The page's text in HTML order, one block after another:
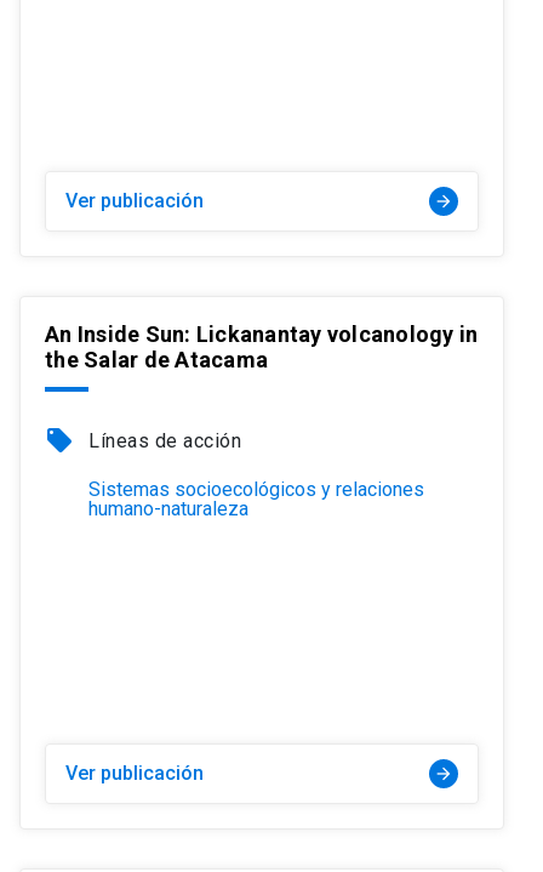
Ver publicación arrow_forward
An Inside Sun: Lickanantay volcanology in
the Salar de Atacama
local_offer Líneas de acción
Sistemas socioecológicos y relaciones
humano-naturaleza
Ver publicación arrow_forward